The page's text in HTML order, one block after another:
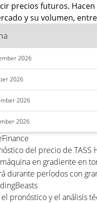
precios futuros. Hacen
y su volumen,
2026
2026
2026
2026
del precio de TASS
en gradiente en
durante períodos con
el pronóstico y el análisis